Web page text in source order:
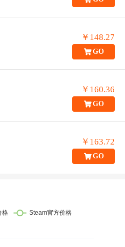
￥148.27
GO
￥160.36
GO
￥163.72
GO